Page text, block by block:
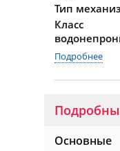
Тип
Класс
Подробнее
Основные